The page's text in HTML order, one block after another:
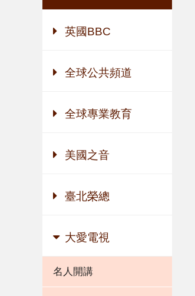
英國BBC
全球公共頻道
全球專業教育
美國之音
臺北榮總
大愛電視
名人開講